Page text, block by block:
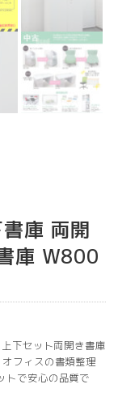
庫 両開
庫 W800
下セット両開き書庫
フィスの書類整理
トで安心の品質で